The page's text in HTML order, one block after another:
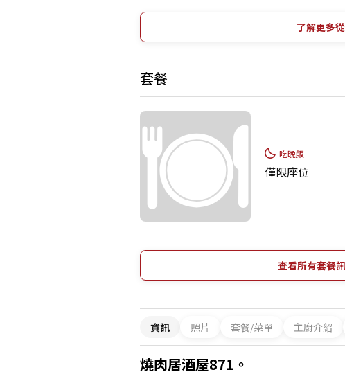
的燒肉定食，能遠眺富士山同時，充滿回憶的
了解更多
套餐
吃晚飯
僅限座位
查看所有套餐
資訊 照片 套餐/菜單 主廚介紹
燒肉居酒屋871。